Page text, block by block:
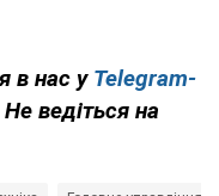
в нас у Telegram-
Не ведіться на